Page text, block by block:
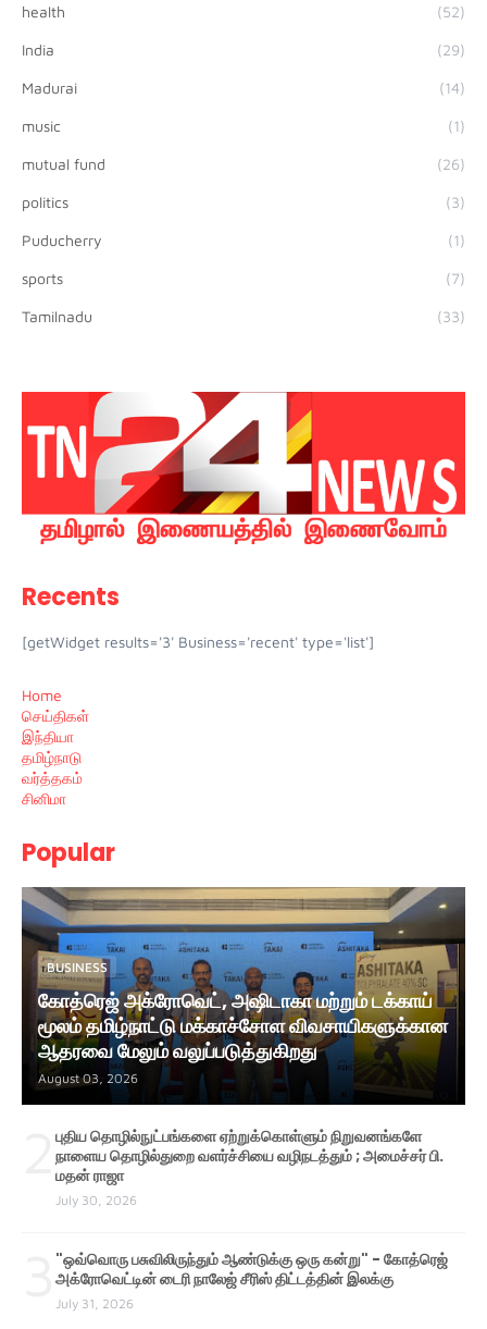
health (52)
India (29)
Madurai (14)
music (1)
mutual fund (26)
politics (3)
Puducherry (1)
sports (7)
Tamilnadu (33)
Recents
[getWidget results='3' Business='recent' type='list']
Home
செய்திகள்
இந்தியா
தமிழ்நாடு
வர்த்தகம்
சினிமா
Popular
BUSINESS
கோத்ரெஜ் அக்ரோவெட், அஷிடாகா மற்றும் டக்காய்
மூலம் தமிழ்நாட்டு மக்காச்சோள விவசாயிகளுக்கான
ஆதரவை மேலும் வலுப்படுத்துகிறது
August 03, 2026
புதிய தொழில்நுட்பங்களை ஏற்றுக்கொள்ளும் நிறுவனங்களே
நாளைய தொழில்துறை வளர்ச்சியை வழிநடத்தும் ; அமைச்சர் பி.
மதன் ராஜா
July 30, 2026
"ஒவ்வொரு பசுவிலிருந்தும் ஆண்டுக்கு ஒரு கன்று" - கோத்ரெஜ்
அக்ரோவெட்டின் டைரி நாலேஜ் சீரிஸ் திட்டத்தின் இலக்கு
July 31, 2026